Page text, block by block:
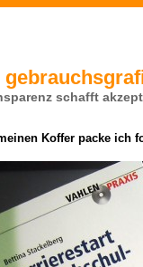
schafft
Koffer packe ich